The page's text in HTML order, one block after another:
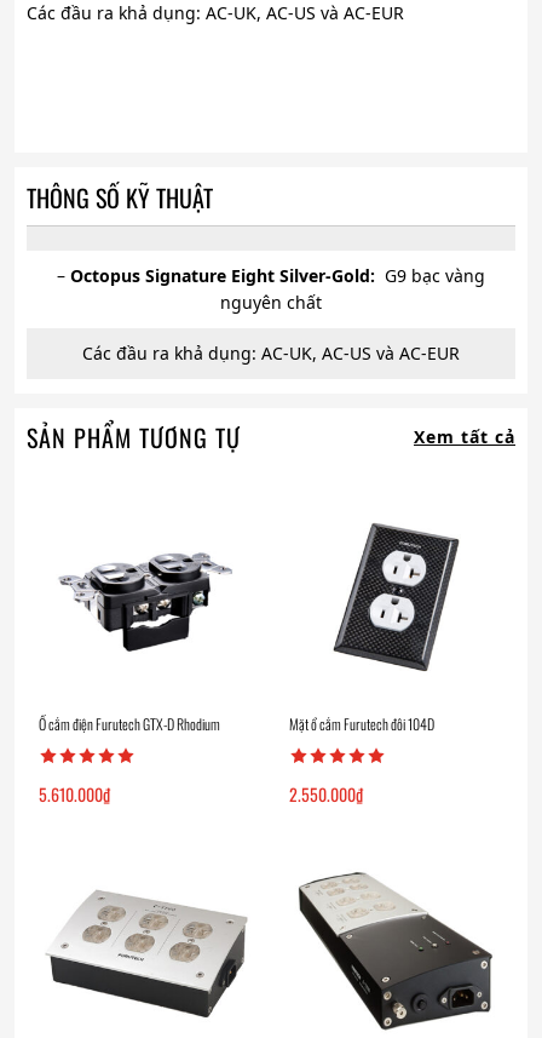
Các đầu ra khả dụng: AC-UK, AC-US và AC-EUR
THÔNG SỐ KỸ THUẬT
– Octopus Signature Eight Silver-Gold: G9 bạc vàng
nguyên chất
Các đầu ra khả dụng: AC-UK, AC-US và AC-EUR
SẢN PHẨM TƯƠNG TỰ Xem tất cả
Ổ cắm điện Furutech GTX-D Rhodium
5.610.000₫
Mặt ổ cắm Furutech đôi 104D
2.550.000₫